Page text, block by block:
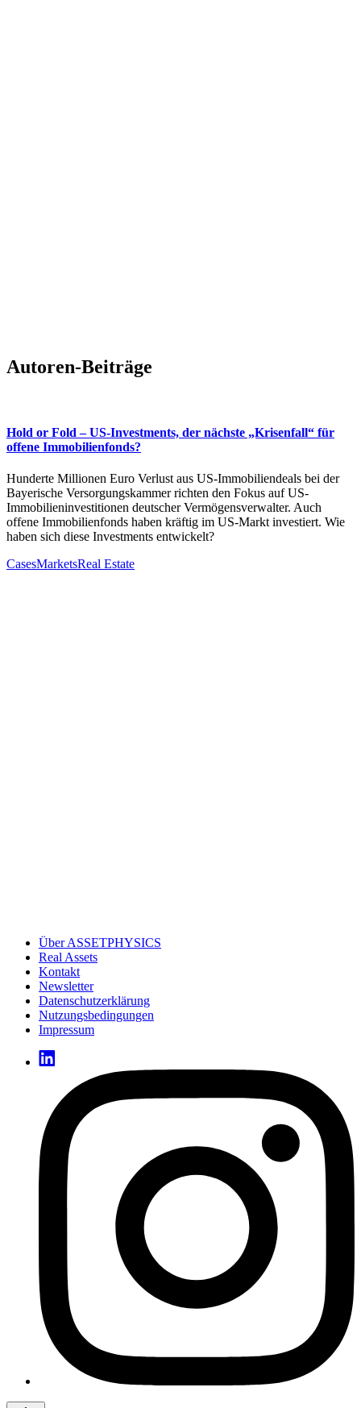
Autoren-Beiträge
Hold or Fold – US-Investments, der nächste „Krisenfall“ für
offene Immobilienfonds?
Hunderte Millionen Euro Verlust aus US-Immobiliendeals bei der
Bayerische Versorgungskammer richten den Fokus auf US-
Immobilieninvestitionen deutscher Vermögensverwalter. Auch
offene Immobilienfonds haben kräftig im US-Markt investiert. Wie
haben sich diese Investments entwickelt?
CasesMarketsReal Estate
Über ASSETPHYSICS
Real Assets
Kontakt
Newsletter
Datenschutzerklärung
Nutzungsbedingungen
Impressum